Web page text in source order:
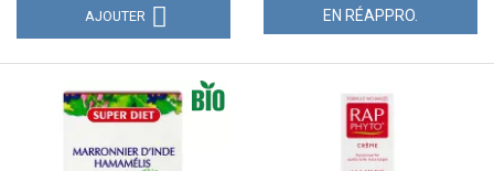
AJOUTER
EN RÉAPPRO.